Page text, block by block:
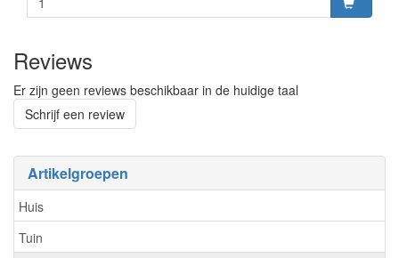
Artikelgroepen
Huis
Tuin
Reviews
Er zijn geen reviews beschikbaar in de huidige taal
Schrijf een review